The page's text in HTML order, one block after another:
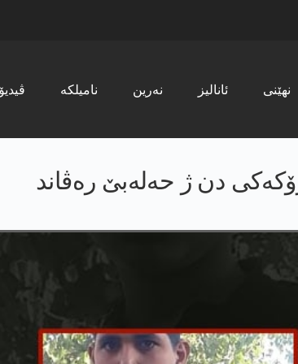
ڤیدیۆ نامیلکە نەرین ئانالیز نھێنی
دن ژ حەلەبێ رەڤاند